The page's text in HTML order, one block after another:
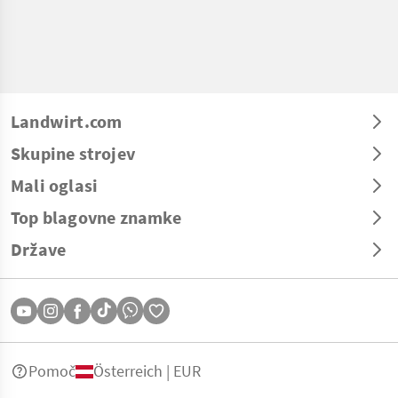
Landwirt.com
Skupine strojev
Mali oglasi
Top blagovne znamke
Države
Pomoč Österreich | EUR